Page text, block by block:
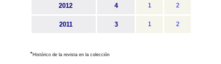
2012 4 1 2
2011 3 1 2
*Histórico de la revista en la colección